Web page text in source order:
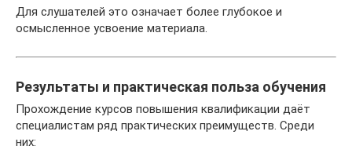
Для слушателей это означает более глубокое и
осмысленное усвоение материала.
Результаты и практическая польза обучения
Прохождение курсов повышения квалификации даёт
специалистам ряд практических преимуществ. Среди
них: